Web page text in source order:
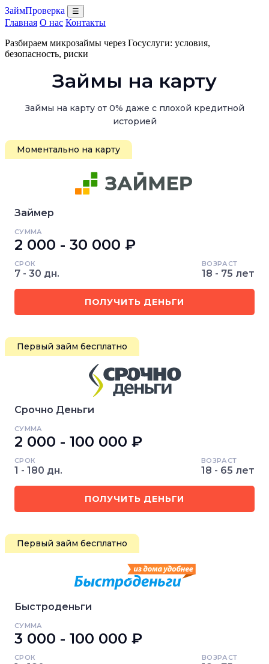
ЗаймПроверка ☰
Главная О нас Контакты
Разбираем микрозаймы через Госуслуги: условия,
безопасность, риски
Займы на карту
Займы на карту от 0% даже с плохой кредитной
историей
Моментально на карту
Займер
СУММА
2 000 - 30 000 ₽
СРОК
7 - 30 дн.
ВОЗРАСТ
18 - 75 лет
ПОЛУЧИТЬ ДЕНЬГИ
Первый займ бесплатно
Срочно Деньги
СУММА
2 000 - 100 000 ₽
СРОК
1 - 180 дн.
ВОЗРАСТ
18 - 65 лет
ПОЛУЧИТЬ ДЕНЬГИ
Первый займ бесплатно
Быстроденьги
СУММА
3 000 - 100 000 ₽
СРОК ВОЗРАСТ